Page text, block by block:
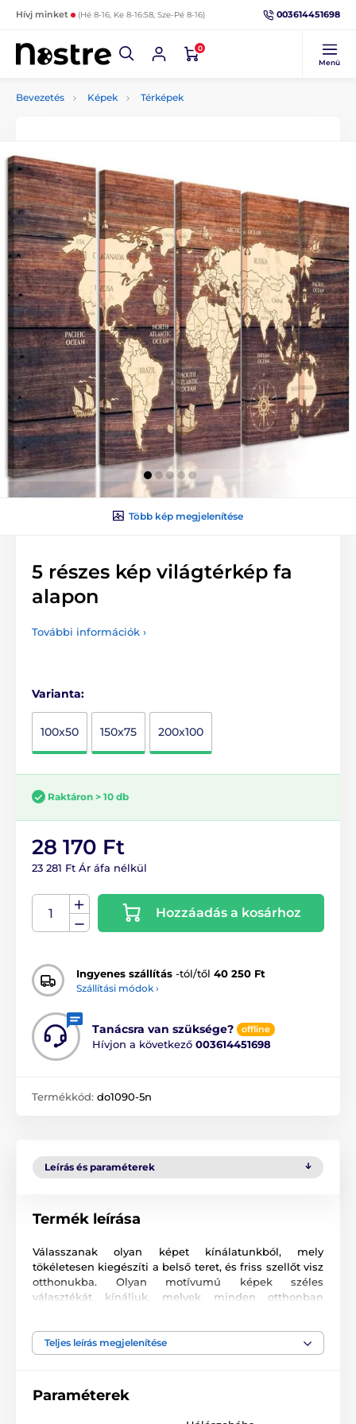
Hívj minket (Hé 8-16, Ke 8-16:58, Sze-Pé 8-16) 003614451698
0
Menü
Bevezetés Képek Térképek
Több kép megjelenítése
5 részes kép világtérkép fa
alapon
További információk ›
Varianta:
100x50 150x75 200x100
Raktáron > 10 db
28 170 Ft
23 281 Ft Ár áfa nélkül
Hozzáadás a kosárhoz
Ingyenes szállítás -tól/től 40 250 Ft
Szállítási módok ›
Tanácsra van szüksége? offline
Hívjon a következő 003614451698
Termékkód: do1090-5n
Leírás és paraméterek
Termék leírása
Válasszanak olyan képet kínálatunkból, mely
tökéletesen kiegészíti a belső teret, és friss szellőt visz
otthonukba. Olyan motívumú képek széles
választékát kínáljuk, melyek minden otthonban
Az 5 részes képeket két méretben kínáljuk (cm-
ben):
részekből áll
Teljes leírás megjelenítése
Paraméterek